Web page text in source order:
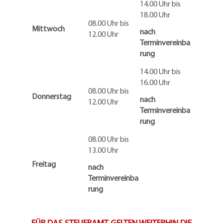
Mittwoch
08.00 Uhr bis
12.00 Uhr
14.00 Uhr bis
18.00 Uhr
nach
Terminvereinba
rung
Donnerstag
08.00 Uhr bis
12.00 Uhr
14.00 Uhr bis
16.00 Uhr
nach
Terminvereinba
rung
Freitag
08.00 Uhr bis
13.00 Uhr
nach
Terminvereinba
rung